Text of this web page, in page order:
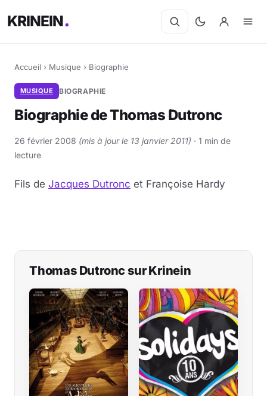
KRINEIN
Accueil › Musique › Biographie
MUSIQUE BIOGRAPHIE
Biographie de Thomas Dutronc
26 février 2008 (mis à jour le 13 janvier 2011) · 1 min de
lecture
Fils de Jacques Dutronc et Françoise Hardy
Thomas Dutronc sur Krinein